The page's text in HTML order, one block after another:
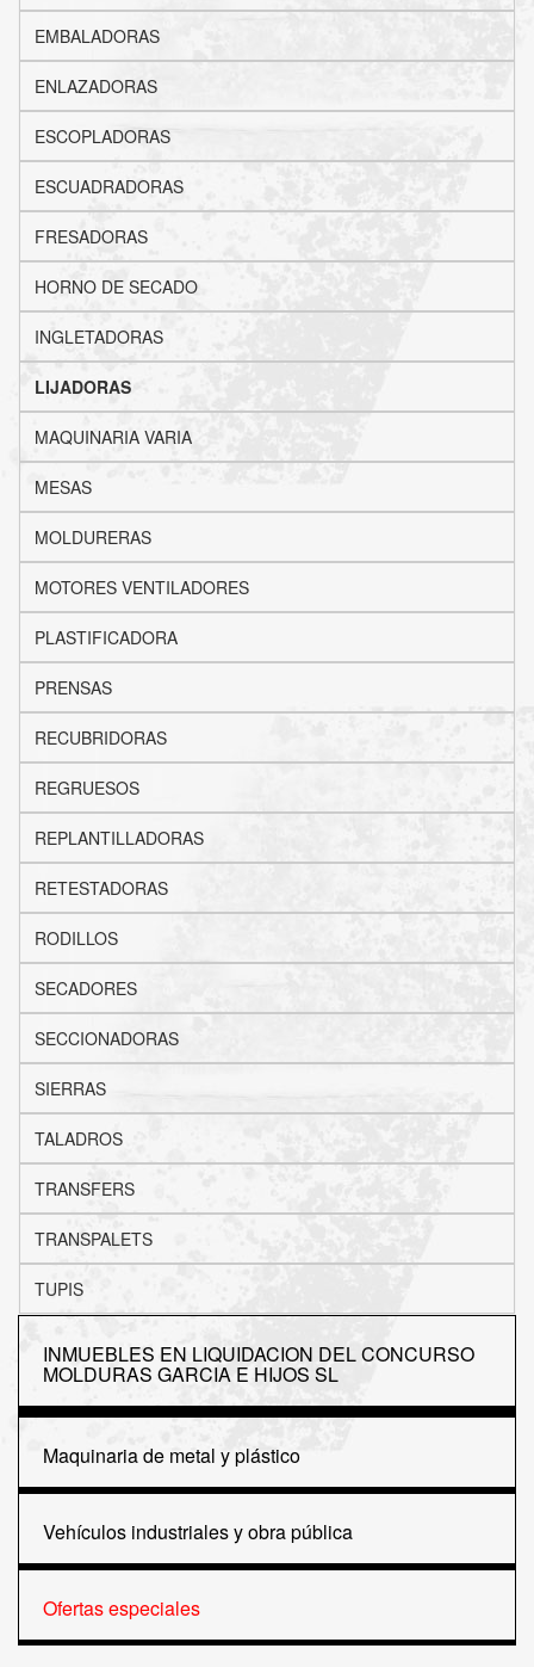
EMBALADORAS
ENLAZADORAS
ESCOPLADORAS
ESCUADRADORAS
FRESADORAS
HORNO DE SECADO
INGLETADORAS
LIJADORAS
MAQUINARIA VARIA
MESAS
MOLDURERAS
MOTORES VENTILADORES
PLASTIFICADORA
PRENSAS
RECUBRIDORAS
REGRUESOS
REPLANTILLADORAS
RETESTADORAS
RODILLOS
SECADORES
SECCIONADORAS
SIERRAS
TALADROS
TRANSFERS
TRANSPALETS
TUPIS
INMUEBLES EN LIQUIDACION DEL CONCURSO
MOLDURAS GARCIA E HIJOS SL
Maquinaria de metal y plástico
Vehículos industriales y obra pública
Ofertas especiales